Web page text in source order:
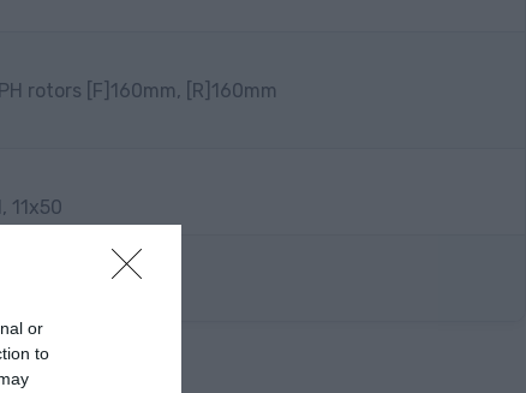
or
to
rotors [F]160mm, [R]160mm
11x50